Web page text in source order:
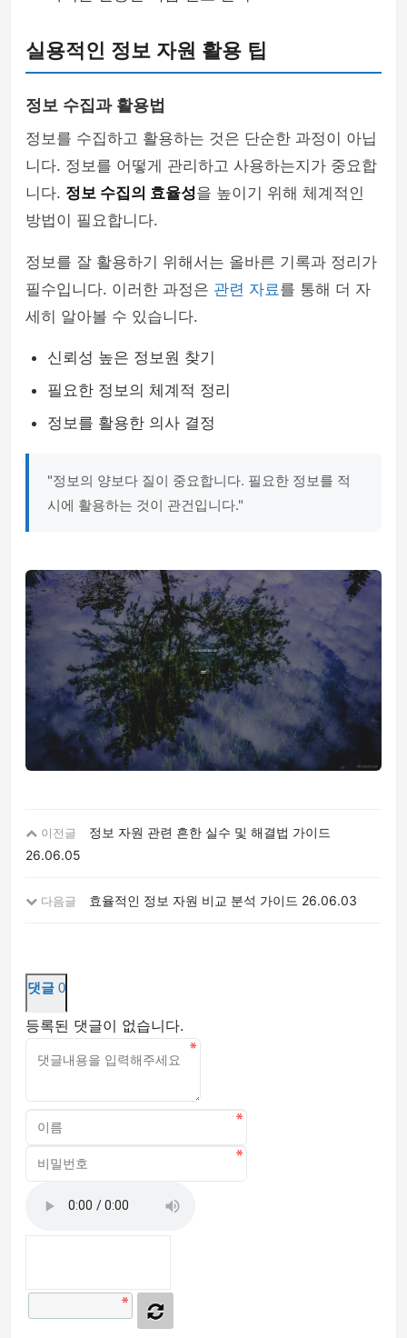
실용적인 정보 자원 활용 팁
정보 수집과 활용법
정보를 수집하고 활용하는 것은 단순한 과정이 아닙
니다. 정보를 어떻게 관리하고 사용하는지가 중요합
니다. 정보 수집의 효율성을 높이기 위해 체계적인
방법이 필요합니다.
정보를 잘 활용하기 위해서는 올바른 기록과 정리가
필수입니다. 이러한 과정은 관련 자료를 통해 더 자
세히 알아볼 수 있습니다.
신뢰성 높은 정보원 찾기
필요한 정보의 체계적 정리
정보를 활용한 의사 결정
"정보의 양보다 질이 중요합니다. 필요한 정보를 적
시에 활용하는 것이 관건입니다."
이전글
정보 자원 관련 흔한 실수 및 해결법 가이드
26.06.05
다음글 효율적인 정보 자원 비교 분석 가이드 26.06.03
댓글 0
등록된 댓글이 없습니다.